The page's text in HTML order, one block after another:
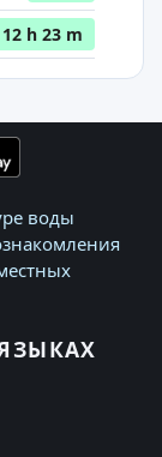
12 h 23 m
воды